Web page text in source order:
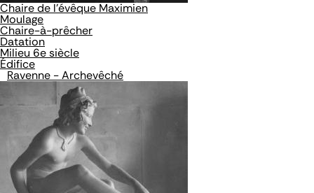
Chaire de l'évêque Maximien
Moulage
Chaire-à-prêcher
Datation
Milieu 6e siècle
Édifice
Ravenne - Archevêché